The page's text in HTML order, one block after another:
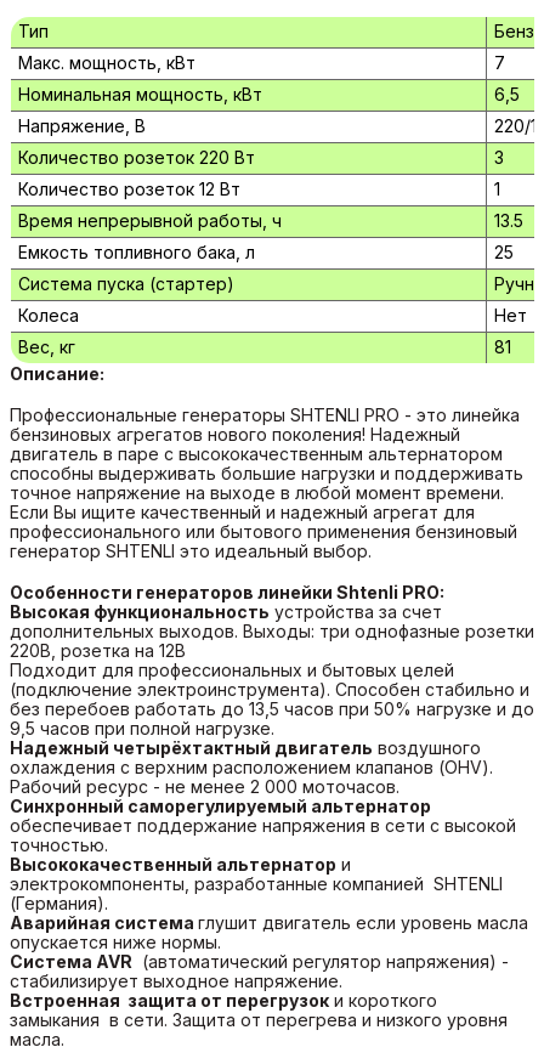
Тип
Макс. мощность, кВт
7
Номинальная мощность, кВт
6,5
Напряжение, В
220/
Количество розеток 220 Вт
3
Количество розеток 12 Вт
1
Время непрерывной работы, ч
13.5
Емкость топливного бака, л
25
Система пуска (стартер)
Колеса
Нет
Вес, кг
81
Описание:
Профессиональные генераторы SHTENLI PRO - это линейка
бензиновых агрегатов нового поколения! Надежный
двигатель в паре с высококачественным альтернатором
способны выдерживать большие нагрузки и поддерживать
точное напряжение на выходе в любой момент времени.
Если Вы ищите качественный и надежный агрегат для
профессионального или бытового применения бензиновый
генератор SHTENLI это идеальный выбор.
Особенности генераторов линейки Shtenli PRO:
Высокая функциональность устройства за счет
дополнительных выходов. Выходы: три однофазные розетки
220В, розетка на 12В
Подходит для профессиональных и бытовых целей
(подключение электроинструмента). Способен стабильно и
без перебоев работать до 13,5 часов при 50% нагрузке и до
9,5 часов при полной нагрузке.
Надежный четырёхтактный двигатель воздушного
охлаждения с верхним расположением клапанов (OHV).
Рабочий ресурс - не менее 2 000 моточасов.
Синхронный саморегулируемый альтернатор
обеспечивает поддержание напряжения в сети с высокой
точностью.
Высококачественный альтернатор и
электрокомпоненты, разработанные компанией SHTENLI
(Германия).
Аварийная система глушит двигатель если уровень масла
опускается ниже нормы.
Система AVR (автоматический регулятор напряжения) -
стабилизирует выходное напряжение.
Встроенная защита от перегрузок и короткого
замыкания в сети. Защита от перегрева и низкого уровня
масла.